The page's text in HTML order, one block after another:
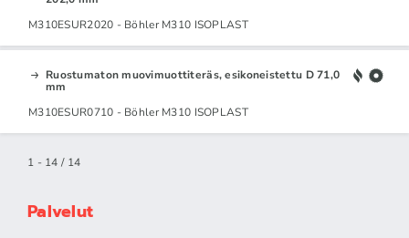
M310ESUR2020 - Böhler M310 ISOPLAST
Ruostumaton muovimuottiteräs, esikoneistettu D 71,0
mm
M310ESUR0710 - Böhler M310 ISOPLAST
1 - 14 / 14
Palvelut